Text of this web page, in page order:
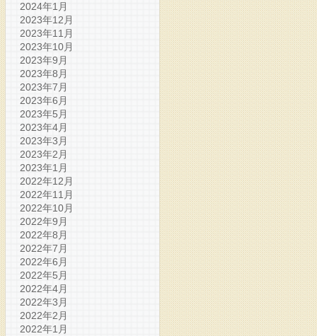
2024年1月
2023年12月
2023年11月
2023年10月
2023年9月
2023年8月
2023年7月
2023年6月
2023年5月
2023年4月
2023年3月
2023年2月
2023年1月
2022年12月
2022年11月
2022年10月
2022年9月
2022年8月
2022年7月
2022年6月
2022年5月
2022年4月
2022年3月
2022年2月
2022年1月